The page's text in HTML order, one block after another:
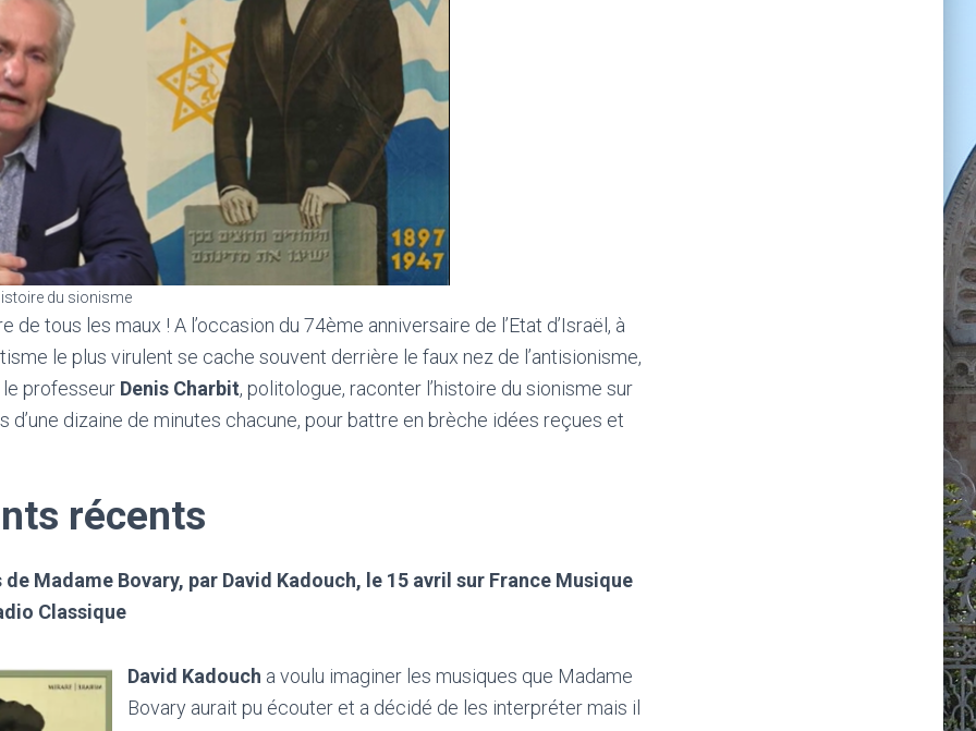
du sionisme
de tous les maux ! A l’occasion du 74ème anniversaire de l’Etat d’Israël, à
le plus virulent se cache souvent derrière le faux nez de l’antisionisme,
professeur Denis Charbit, politologue, raconter l’histoire du sionisme sur
d’une dizaine de minutes chacune, pour battre en brèche idées reçues et
récents
Madame Bovary, par David Kadouch, le 15 avril sur France Musique
Classique
David Kadouch a voulu imaginer les musiques que Madame
Bovary aurait pu écouter et a décidé de les interpréter mais il